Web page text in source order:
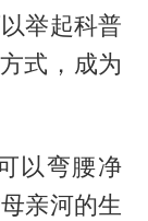
举起科普
式，成为
以弯腰净
亲河的生